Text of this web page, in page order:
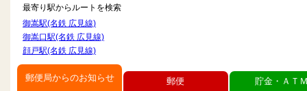
最寄り駅からルートを検索
御嵩駅(名鉄 広見線)
御嵩口駅(名鉄 広見線)
顔戸駅(名鉄 広見線)
郵便局からのお知らせ 郵便 貯金・ＡＴ